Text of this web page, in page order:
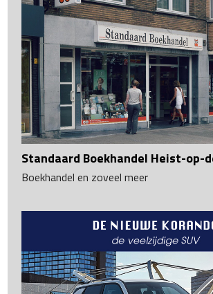
Standaard Boekhandel Heist-op-
Boekhandel en zoveel meer